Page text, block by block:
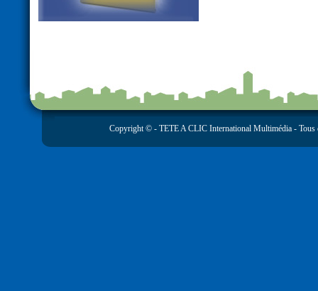
Copyright © - TETE A CLIC International Multimédia - Tous